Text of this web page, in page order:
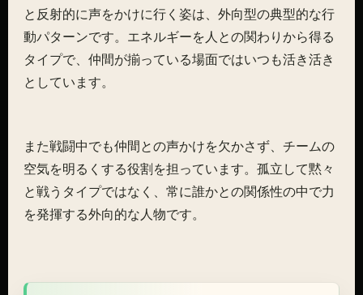
と反射的に声をかけに行く姿は、外向型の典型的な行
動パターンです。エネルギーを人との関わりから得る
タイプで、仲間が揃っている場面ではいつも活き活き
としています。
また戦闘中でも仲間との声かけを欠かさず、チームの
空気を明るくする役割を担っています。孤立して黙々
と戦うタイプではなく、常に誰かとの関係性の中で力
を発揮する外向的な人物です。